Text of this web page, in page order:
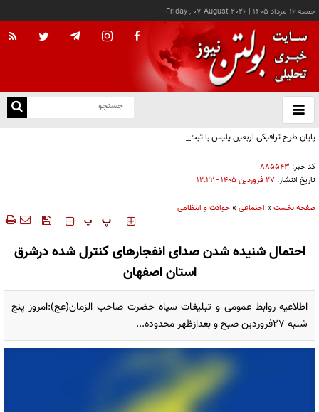
جمعه ۱۶ مرداد ۱۴۰۵ |
Friday , 07 August 2026
باز
و
پایان طرح ترافیکی اربعین پلیس با ثبت ۶۷ میلیون تردد
کد خبر: ۸۸۵۵۴۳
تاریخ انتشار: ۲۷ فروردين ۱۴۰۵ - ۱۲:۲۲
صفحه نخست » اجتماعی »حوادث و انتظامی
‍‍‍ پ پ
احتمال شنیده شدن صدای انفجارهای کنترل شده درشرق
استان اصفهان
اطلاعیه روابط عمومی و تبلیغات سپاه حضرت صاحب الزمان(عج):امروز پنج
شنبه ۲۷فروردین صبح و بعدازظهر محدوده...